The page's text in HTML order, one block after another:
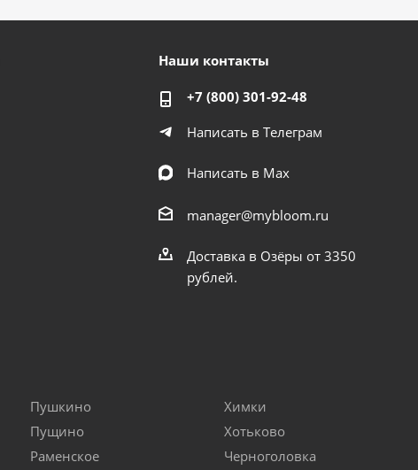
Наши контакты
+7 (800) 301-92-48
Написать в Телеграм
Написать в Мах
manager@mybloom.ru
Доставка в Озёры от 3350
рублей.
Пушкино
Пущино
Раменское
Химки
Хотьково
Черноголовка